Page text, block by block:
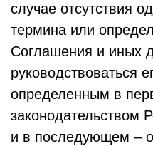
случае отсутствия
термина или
Соглашения и иных
руководствоваться
определенным в
законодательством
и в последующем –